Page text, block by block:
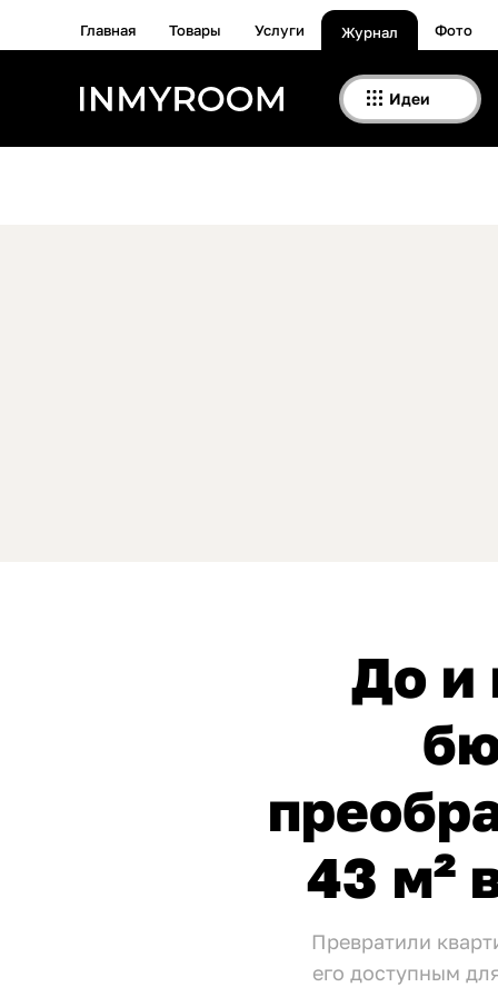
Главная Товары Услуги Журнал Фото
Идеи
До и
43 м²
Превратили
его доступным